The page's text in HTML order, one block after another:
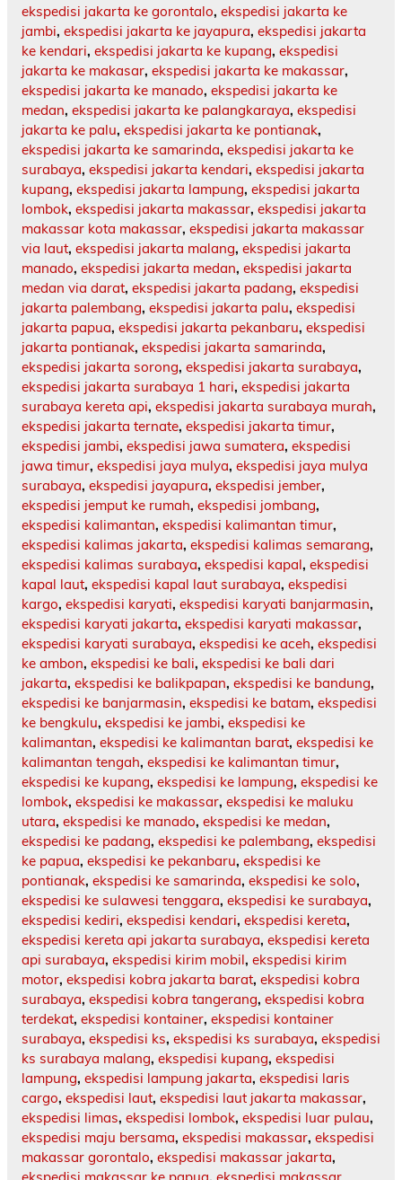
ekspedisi jakarta ke gorontalo, ekspedisi jakarta ke
jambi, ekspedisi jakarta ke jayapura, ekspedisi jakarta
ke kendari, ekspedisi jakarta ke kupang, ekspedisi
jakarta ke makasar, ekspedisi jakarta ke makassar,
ekspedisi jakarta ke manado, ekspedisi jakarta ke
medan, ekspedisi jakarta ke palangkaraya, ekspedisi
jakarta ke palu, ekspedisi jakarta ke pontianak,
ekspedisi jakarta ke samarinda, ekspedisi jakarta ke
surabaya, ekspedisi jakarta kendari, ekspedisi jakarta
kupang, ekspedisi jakarta lampung, ekspedisi jakarta
lombok, ekspedisi jakarta makassar, ekspedisi jakarta
makassar kota makassar, ekspedisi jakarta makassar
via laut, ekspedisi jakarta malang, ekspedisi jakarta
manado, ekspedisi jakarta medan, ekspedisi jakarta
medan via darat, ekspedisi jakarta padang, ekspedisi
jakarta palembang, ekspedisi jakarta palu, ekspedisi
jakarta papua, ekspedisi jakarta pekanbaru, ekspedisi
jakarta pontianak, ekspedisi jakarta samarinda,
ekspedisi jakarta sorong, ekspedisi jakarta surabaya,
ekspedisi jakarta surabaya 1 hari, ekspedisi jakarta
surabaya kereta api, ekspedisi jakarta surabaya murah,
ekspedisi jakarta ternate, ekspedisi jakarta timur,
ekspedisi jambi, ekspedisi jawa sumatera, ekspedisi
jawa timur, ekspedisi jaya mulya, ekspedisi jaya mulya
surabaya, ekspedisi jayapura, ekspedisi jember,
ekspedisi jemput ke rumah, ekspedisi jombang,
ekspedisi kalimantan, ekspedisi kalimantan timur,
ekspedisi kalimas jakarta, ekspedisi kalimas semarang,
ekspedisi kalimas surabaya, ekspedisi kapal, ekspedisi
kapal laut, ekspedisi kapal laut surabaya, ekspedisi
kargo, ekspedisi karyati, ekspedisi karyati banjarmasin,
ekspedisi karyati jakarta, ekspedisi karyati makassar,
ekspedisi karyati surabaya, ekspedisi ke aceh, ekspedisi
ke ambon, ekspedisi ke bali, ekspedisi ke bali dari
jakarta, ekspedisi ke balikpapan, ekspedisi ke bandung,
ekspedisi ke banjarmasin, ekspedisi ke batam, ekspedisi
ke bengkulu, ekspedisi ke jambi, ekspedisi ke
kalimantan, ekspedisi ke kalimantan barat, ekspedisi ke
kalimantan tengah, ekspedisi ke kalimantan timur,
ekspedisi ke kupang, ekspedisi ke lampung, ekspedisi ke
lombok, ekspedisi ke makassar, ekspedisi ke maluku
utara, ekspedisi ke manado, ekspedisi ke medan,
ekspedisi ke padang, ekspedisi ke palembang, ekspedisi
ke papua, ekspedisi ke pekanbaru, ekspedisi ke
pontianak, ekspedisi ke samarinda, ekspedisi ke solo,
ekspedisi ke sulawesi tenggara, ekspedisi ke surabaya,
ekspedisi kediri, ekspedisi kendari, ekspedisi kereta,
ekspedisi kereta api jakarta surabaya, ekspedisi kereta
api surabaya, ekspedisi kirim mobil, ekspedisi kirim
motor, ekspedisi kobra jakarta barat, ekspedisi kobra
surabaya, ekspedisi kobra tangerang, ekspedisi kobra
terdekat, ekspedisi kontainer, ekspedisi kontainer
surabaya, ekspedisi ks, ekspedisi ks surabaya, ekspedisi
ks surabaya malang, ekspedisi kupang, ekspedisi
lampung, ekspedisi lampung jakarta, ekspedisi laris
cargo, ekspedisi laut, ekspedisi laut jakarta makassar,
ekspedisi limas, ekspedisi lombok, ekspedisi luar pulau,
ekspedisi maju bersama, ekspedisi makassar, ekspedisi
makassar gorontalo, ekspedisi makassar jakarta,